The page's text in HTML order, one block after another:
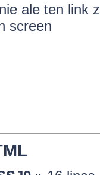
ale ten link
screen